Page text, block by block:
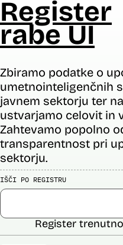
Register
rabe UI
Zbiramo podatke o
umetnointeligenčnih
javnem sektorju ter
ustvarjamo celovit in
Zahtevamo popolno
transparentnost pri
sektorju.
IŠČI PO REGISTRU
Register